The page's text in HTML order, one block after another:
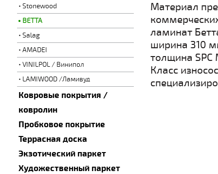
Stonewood
BETTA
Salag
AMADEI
VINILPOL / Винипол
LAMIWOOD /Ламивуд
Ковровые покрытия /
ковролин
Пробковое покрытие
Террасная доска
Экзотический паркет
Художественный паркет
Материал
ламинат
ширина 310
толщина
Класс